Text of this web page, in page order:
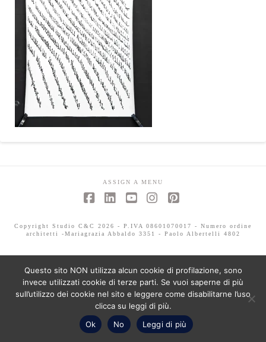
ASSIGN A MENU
Copyright Studio C&C 2026 - P.IVA 08601070017 - Numero ordine
architetti -Mariagrazia Abbaldo 3351 - Paolo Albertelli 4802
Questo sito NON utilizza alcun cookie di profilazione, sono
invece utilizzati cookie di terze parti. Se vuoi saperne di più
sull’utilizzo dei cookie nel sito e leggere come disabilitarne l’uso
clicca su leggi di più.
Ok
No Leggi di più